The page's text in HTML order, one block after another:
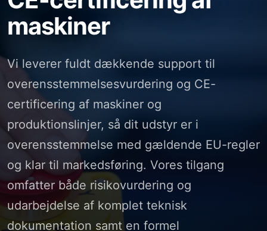
maskiner
Vi leverer fuldt dækkende support til
overensstemmelsesvurdering og CE-
certificering af maskiner og
produktionslinjer, så dit udstyr er i
overensstemmelse med gældende EU-regler
og klar til markedsføring. Vores tilgang
omfatter både risikovurdering og
udarbejdelse af komplet teknisk
dokumentation samt en formel